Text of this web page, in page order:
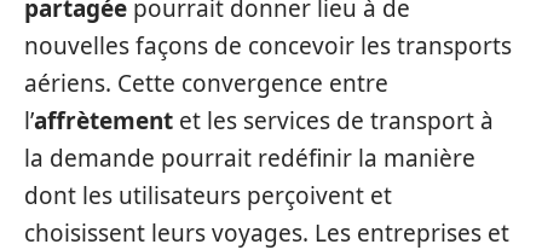
partagée pourrait donner lieu à de
nouvelles façons de concevoir les transports
aériens. Cette convergence entre
l’affrètement et les services de transport à
la demande pourrait redéfinir la manière
dont les utilisateurs perçoivent et
choisissent leurs voyages. Les entreprises et